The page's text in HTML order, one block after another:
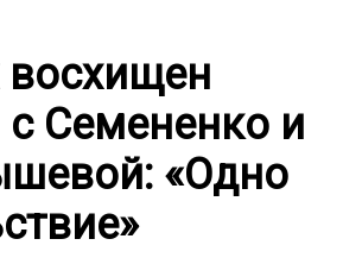
восхищен
с Семененко и
«Одно